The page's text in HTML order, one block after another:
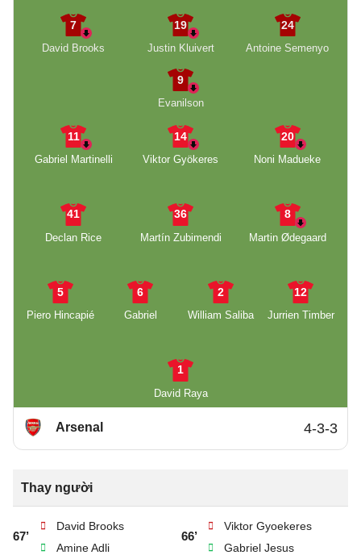
7
David Brooks
19
Justin Kluivert
24
Antoine Semenyo
9
Evanilson
11
Gabriel Martinelli
14
Viktor Gyökeres
20
Noni Madueke
41
Declan Rice
36
Martín Zubimendi
8
Martin Ødegaard
5
Piero Hincapié
6
Gabriel
2
William Saliba
12
Jurrien Timber
1
David Raya
Arsenal 4-3-3
Thay người
67’
David Brooks
Amine Adli
66’
Viktor Gyoekeres
Gabriel Jesus